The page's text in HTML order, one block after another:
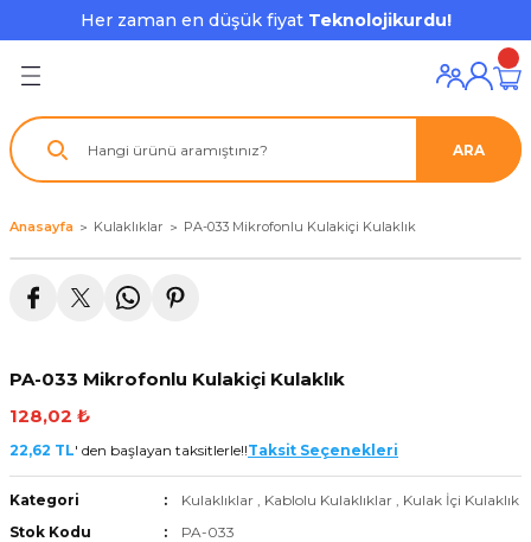
Her zaman en düşük fiyat Teknolojikurdu!
Geri Dön
Geri Dön
ve Ekipmanları
- Çoğaltıcı
Gözü
Geri Dön
Çevre Birimleri
Geri Dön
Geri Dön
Geri Dön
Geri Dön
Aksesuarları
ARA
Anasayfa Kulaklıklar PA-033 Mikrofonlu Kulakiçi Kulaklık
PA-033 Mikrofonlu Kulakiçi Kulaklık
128,02 ₺
22,62 TL' den başlayan taksitlerle!!Taksit Seçenekleri
Kategori Kulaklıklar , Kablolu Kulaklıklar , Kulak İçi Kulaklık
Stok Kodu
PA-033